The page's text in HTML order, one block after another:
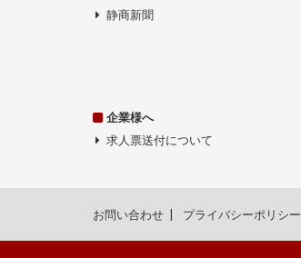
静商新聞
企業様へ
求人票送付について
お問い合わせ プライバシーポリシー